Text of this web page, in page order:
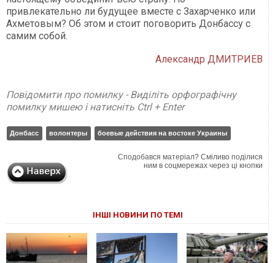
привлекательно ли будущее вместе с Захарченко или
Ахметовым? Об этом и стоит поговорить Донбассу с
самим собой.
Александр ДМИТРИЕВ
Повідомити про помилку - Виділіть орфографічну
помилку мишею і натисніть Ctrl + Enter
Донбасс волонтеры боевые действия на востоке Украины
Сподобався матеріал? Сміливо поділися
ним в соцмережах через ці кнопки
ІНШІ НОВИНИ ПО ТЕМІ